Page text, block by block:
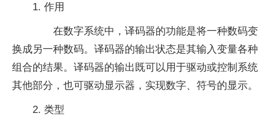
1. 作用
在数字系统中，译码器的功能是将一种数码变
换成另一种数码。译码器的输出状态是其输入变量各种
组合的结果。译码器的输出既可以用于驱动或控制系统
其他部分，也可驱动显示器，实现数字、符号的显示。
2. 类型